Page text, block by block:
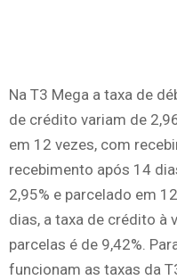
Na T3 Mega a taxa de
de crédito variam de
em 12 vezes, com
recebimento após 14
2,95% e parcelado em
dias, a taxa de crédito à
parcelas é de 9,42%.
funcionam as taxas da